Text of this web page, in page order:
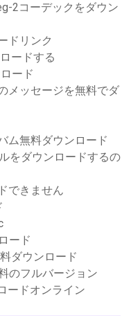
2コーデックをダウン
ドリンク
ードする
ード
メッセージを無料でダ
ム無料ダウンロード
をダウンロードするの
できません
ード
ダウンロード
のフルバージョン
ードオンライン